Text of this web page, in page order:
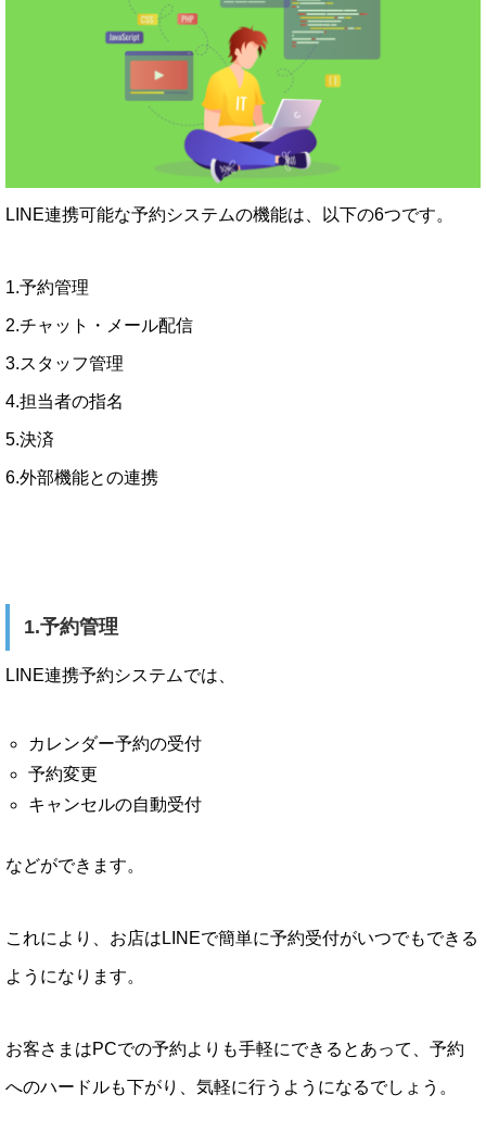
LINE連携可能な予約システムの機能は、以下の6つです。
1.予約管理
2.チャット・メール配信
3.スタッフ管理
4.担当者の指名
5.決済
6.外部機能との連携
1.予約管理
LINE連携予約システムでは、
カレンダー予約の受付
予約変更
キャンセルの自動受付
などができます。
これにより、お店はLINEで簡単に予約受付がいつでもできる
ようになります。
お客さまはPCでの予約よりも手軽にできるとあって、予約
へのハードルも下がり、気軽に行うようになるでしょう。